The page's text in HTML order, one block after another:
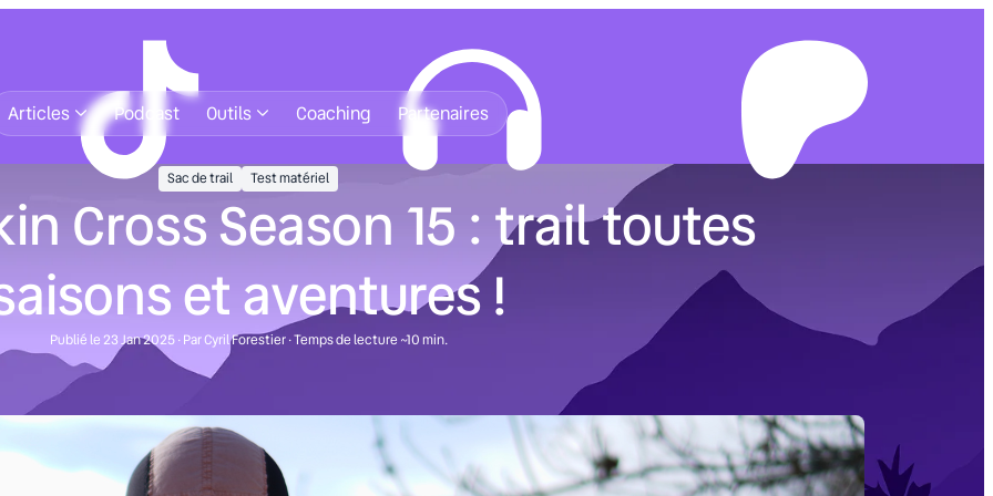
Articles
Podcast Outils Coaching Partenaires
Sac de trail Test matériel
Cross Season 15 : trail toutes
et aventures !
Publié le 23 Jan 2025 · Par Cyril Forestier · Temps de lecture ~10 min.